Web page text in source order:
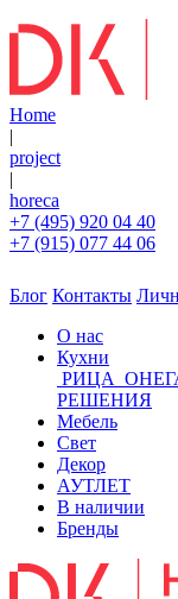
Home
|
project
|
horeca
+7 (495) 920 04 40
+7 (915) 077 44 06
Блог Контакты
О нас
Кухни
РИЦА
РЕШЕНИЯ
Мебель
Свет
Декор
АУТЛЕТ
В наличии
Бренды